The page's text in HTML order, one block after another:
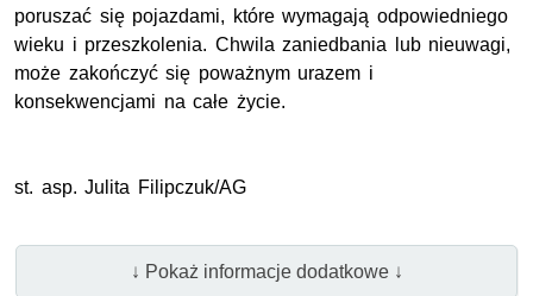
poruszać się pojazdami, które wymagają odpowiedniego
wieku i przeszkolenia. Chwila zaniedbania lub nieuwagi,
może zakończyć się poważnym urazem i
konsekwencjami na całe życie.
st. asp. Julita Filipczuk/AG
↓ Pokaż informacje dodatkowe ↓